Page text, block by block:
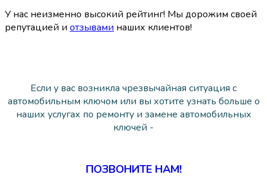
У нас неизменно высокий рейтинг! Мы дорожим своей
репутацией и отзывами наших клиентов!
Если у вас возникла чрезвычайная ситуация с
автомобильным ключом или вы хотите узнать больше о
наших услугах по ремонту и замене автомобильных
ключей -
ПОЗВОНИТЕ НАМ!